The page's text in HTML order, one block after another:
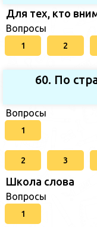
Для тех, кто
Вопросы
1 2
60. По
Вопросы
1
2 3
Школа слова
Вопросы
1